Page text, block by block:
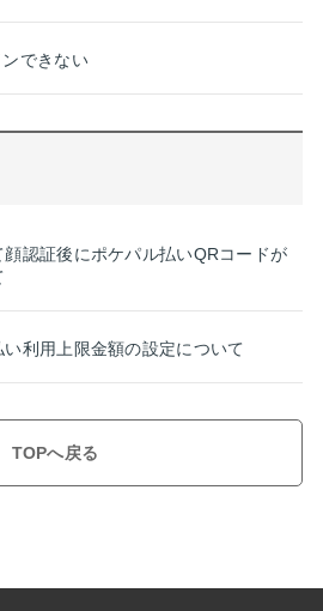
できない
顔認証後にポケパル払いQRコードが
い利用上限金額の設定について
TOPへ戻る